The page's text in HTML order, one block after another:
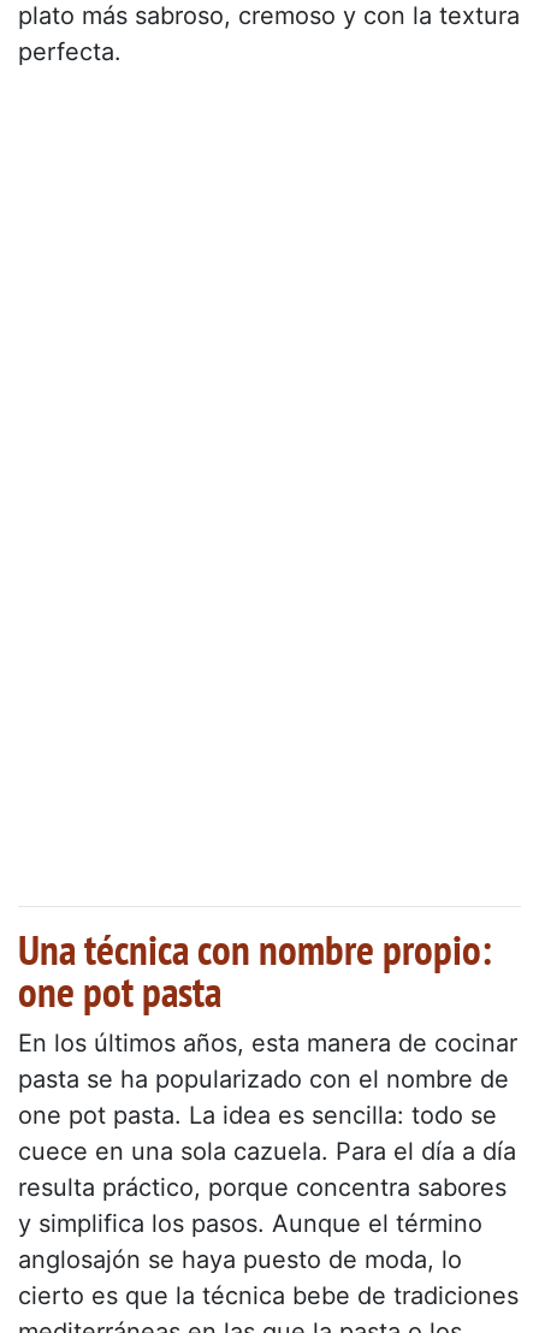
plato más sabroso, cremoso y con la textura
perfecta.
Una técnica con nombre propio:
one pot pasta
En los últimos años, esta manera de cocinar
pasta se ha popularizado con el nombre de
one pot pasta. La idea es sencilla: todo se
cuece en una sola cazuela. Para el día a día
resulta práctico, porque concentra sabores
y simplifica los pasos. Aunque el término
anglosajón se haya puesto de moda, lo
cierto es que la técnica bebe de tradiciones